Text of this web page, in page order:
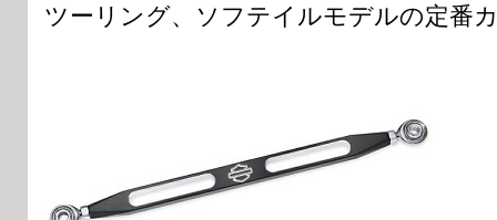
ツーリング、ソフテイルモデルの定番